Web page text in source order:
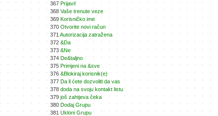
367 Prijavi!
368 Vaše trenute veze
369 Korisničko ime
370 Otvorite novi račun
371 Autorizacija zatražena
372 &Da
373 &Ne
374 De&taljno
375 Primjeni na &sve
376 &Blokiraj korisnik(e)
377 Da li ćete dozvoliti da vas
378 doda na svoju kontakt listu
379 još zahtjeva čeka
380 Dodaj Grupu
381 Ukloni Grupu